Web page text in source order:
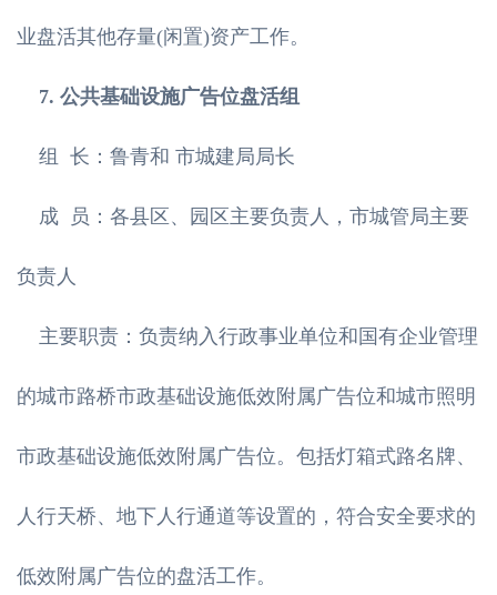
业盘活其他存量(闲置)资产工作。
7. 公共基础设施广告位盘活组
组 长：鲁青和 市城建局局长
成 员：各县区、园区主要负责人，市城管局主要
负责人
主要职责：负责纳入行政事业单位和国有企业管理
的城市路桥市政基础设施低效附属广告位和城市照明
市政基础设施低效附属广告位。包括灯箱式路名牌、
人行天桥、地下人行通道等设置的，符合安全要求的
低效附属广告位的盘活工作。